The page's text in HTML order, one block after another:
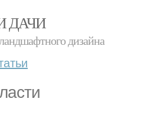
ДАЧИ
дизайна